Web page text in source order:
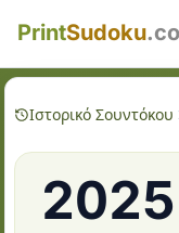
PrintSudoku
Ιστορικό Σουντόκου
2025